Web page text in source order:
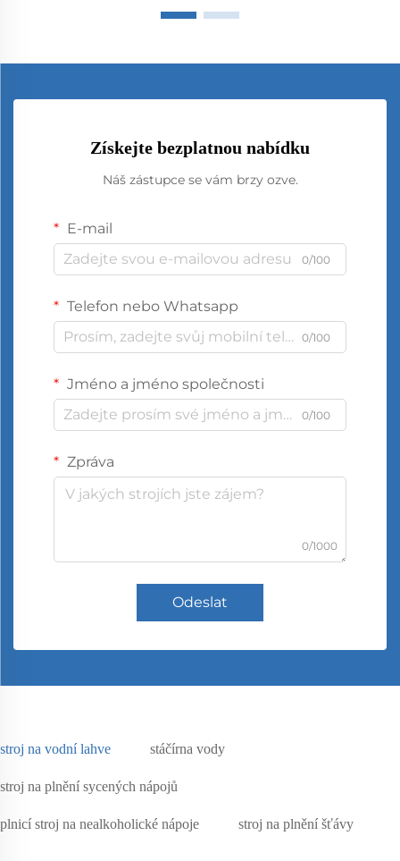
Získejte bezplatnou nabídku
Náš zástupce se vám brzy ozve.
E-mail
0/100
Telefon nebo Whatsapp
0/100
Jméno a jméno společnosti
0/100
Zpráva
0/1000
Odeslat
stroj na vodní lahve stáčírna vody
stroj na plnění sycených nápojů
plnicí stroj na nealkoholické nápoje stroj na plnění šťávy